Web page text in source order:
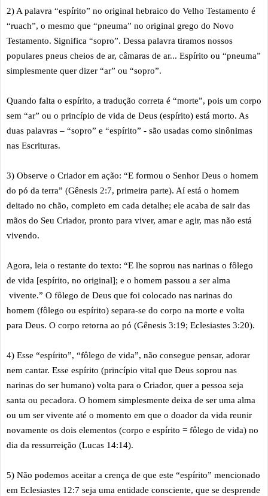
2) A palavra “espírito” no original hebraico do Velho Testamento é
“ruach”, o mesmo que “pneuma” no original grego do Novo
Testamento. Significa “sopro”. Dessa palavra tiramos nossos
populares pneus cheios de ar, câmaras de ar... Espírito ou “pneuma”
simplesmente quer dizer “ar” ou “sopro”.
Quando falta o espírito, a tradução correta é “morte”, pois um corpo
sem “ar” ou o princípio de vida de Deus (espírito) está morto. As
duas palavras – “sopro” e “espírito” - são usadas como sinônimas
nas Escrituras.
3) Observe o Criador em ação: “E formou o Senhor Deus o homem
do pó da terra” (Gênesis 2:7, primeira parte). Aí está o homem
deitado no chão, completo em cada detalhe; ele acaba de sair das
mãos do Seu Criador, pronto para viver, amar e agir, mas não está
vivendo.
Agora, leia o restante do texto: “E lhe soprou nas narinas o fôlego
de vida [espírito, no original]; e o homem passou a ser alma
vivente.” O fôlego de Deus que foi colocado nas narinas do
homem (fôlego ou espírito) separa-se do corpo na morte e volta
para Deus. O corpo retorna ao pó (Gênesis 3:19; Eclesiastes 3:20).
4) Esse “espírito”, “fôlego de vida”, não consegue pensar, adorar
nem cantar. Esse espírito (princípio vital que Deus soprou nas
narinas do ser humano) volta para o Criador, quer a pessoa seja
santa ou pecadora. O homem simplesmente deixa de ser uma alma
ou um ser vivente até o momento em que o doador da vida reunir
novamente os dois elementos (corpo e espírito = fôlego de vida) no
dia da ressurreição (Lucas 14:14).
5) Não podemos aceitar a crença de que este “espírito” mencionado
em Eclesiastes 12:7 seja uma entidade consciente, que se desprende